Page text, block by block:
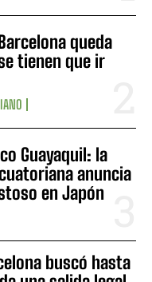
queda
tienen que ir
Guayaquil: la
anuncia
en Japón
buscó hasta